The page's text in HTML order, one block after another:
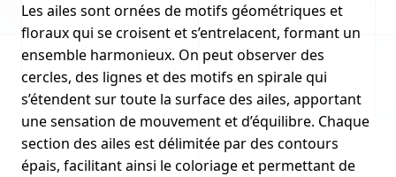
Les ailes sont ornées de motifs géométriques et
floraux qui se croisent et s’entrelacent, formant un
ensemble harmonieux. On peut observer des
cercles, des lignes et des motifs en spirale qui
s’étendent sur toute la surface des ailes, apportant
une sensation de mouvement et d’équilibre. Chaque
section des ailes est délimitée par des contours
épais, facilitant ainsi le coloriage et permettant de